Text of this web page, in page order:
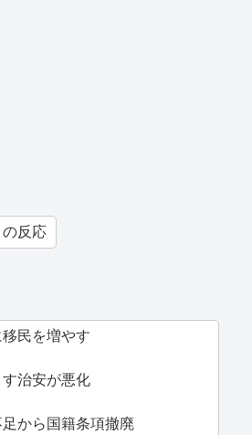
反応
移民を増やす
す治安が悪化
足から国籍条項撤廃